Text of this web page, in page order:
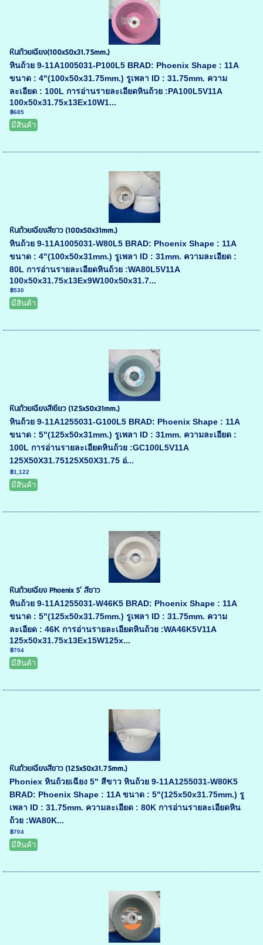
หินถ้วยเฉียง(100x50x31.75mm.)
หินถ้วย 9-11A1005031-P100L5 BRAD: Phoenix Shape : 11A
ขนาด : 4"(100x50x31.75mm.) รูเพลา ID : 31.75mm. ความ
ละเอียด : 100L การอ่านรายละเอียดหินถ้วย :PA100L5V11A
100x50x31.75x13Ex10W1...
฿685
มีสินค้า
หินถ้วยเฉียงสีขาว (100x50x31mm.)
หินถ้วย 9-11A1005031-W80L5 BRAD: Phoenix Shape : 11A
ขนาด : 4"(100x50x31mm.) รูเพลา ID : 31mm. ความละเอียด :
80L การอ่านรายละเอียดหินถ้วย :WA80L5V11A
100x50x31.75x13Ex9W100x50x31.7...
฿530
มีสินค้า
หินถ้วยเฉียงสีเขียว (125x50x31mm.)
หินถ้วย 9-11A1255031-G100L5 BRAD: Phoenix Shape : 11A
ขนาด : 5"(125x50x31mm.) รูเพลา ID : 31mm. ความละเอียด :
100L การอ่านรายละเอียดหินถ้วย :GC100L5V11A
125X50X31.75125X50X31.75 อ่...
฿1,122
มีสินค้า
หินถ้วยเฉียง Phoenix 5' สีขาว
หินถ้วย 9-11A1255031-W46K5 BRAD: Phoenix Shape : 11A
ขนาด : 5"(125x50x31.75mm.) รูเพลา ID : 31.75mm. ความ
ละเอียด : 46K การอ่านรายละเอียดหินถ้วย :WA46K5V11A
125x50x31.75x13Ex15W125x...
฿704
มีสินค้า
หินถ้วยเฉียงสีขาว (125x50x31.75mm.)
Phoniex หินถ้วยเฉียง 5" สีขาว หินถ้วย 9-11A1255031-W80K5
BRAD: Phoenix Shape : 11A ขนาด : 5"(125x50x31.75mm.) รู
เพลา ID : 31.75mm. ความละเอียด : 80K การอ่านรายละเอียดหิน
ถ้วย :WA80K...
฿704
มีสินค้า